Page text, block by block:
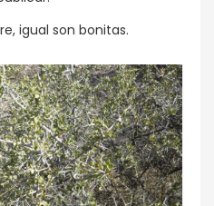
igual son bonitas.